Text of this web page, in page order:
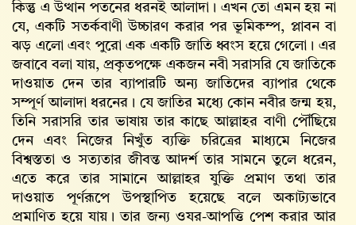
কিন্তু এ উত্থান পতনের ধরনই আলাদা। এখন তো এমন হয় না
যে, একটি সতর্কবাণী উচ্চারণ করার পর ভূমিকম্প, প্লাবন বা
ঝড় এলো এবং পুরো এক একটি জাতি ধ্বংস হয়ে গেলো। এর
জবাবে বলা যায়, প্রকৃতপক্ষে একজন নবী সরাসরি যে জাতিকে
দাওয়াত দেন তার ব্যাপারটি অন্য জাতিদের ব্যাপার থেকে
সম্পূর্ণ আলাদা ধরনের। যে জাতির মধ্যে কোন নবীর জন্ম হয়,
তিনি সরাসরি তার ভাষায় তার কাছে আল্লাহর বাণী পৌঁছিয়ে
দেন এবং নিজের নিখুঁত ব্যক্তি চরিত্রের মাধ্যমে নিজের
বিশ্বস্ততা ও সত্যতার জীবন্ত আদর্শ তার সামনে তুলে ধরেন,
এতে করে তার সামানে আল্লাহর যুক্তি প্রমাণ তথা তার
দাওয়াত পূর্ণরূপে উপস্থাপিত হয়েছে বলে অকাট্যভাবে
প্রমাণিত হয়ে যায়। তার জন্য ওযর-আপত্তি পেশ করার আর